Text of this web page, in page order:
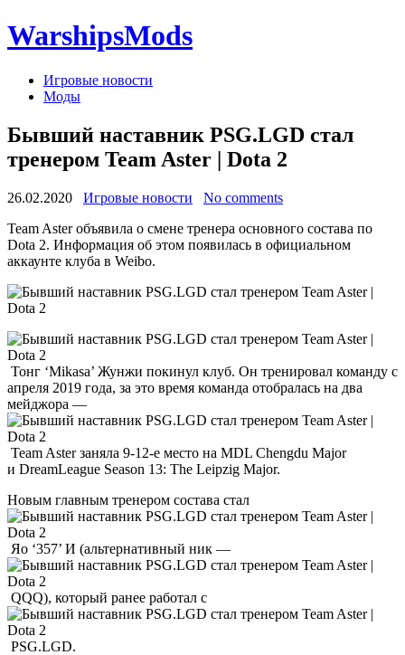
WarshipsMods
Игровые новости
Моды
Бывший наставник PSG.LGD стал
тренером Team Aster | Dota 2
26.02.2020 Игровые новости
No comments
Team Aster объявила о смене тренера основного состава по
Dota 2. Информация об этом появилась в официальном
аккаунте клуба в Weibo.
Тонг ‘Mikasa’ Жунжи покинул клуб. Он тренировал команду с
апреля 2019 года, за это время команда отобралась на два
мейджора —
Team Aster заняла 9-12-е место на MDL Chengdu Major
и DreamLeague Season 13: The Leipzig Major.
Новым главным тренером состава стал
Яо ‘357’ И (альтернативный ник —
QQQ), который ранее работал с
PSG.LGD.